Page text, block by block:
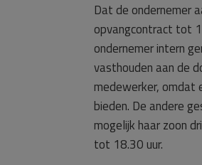
Dat de ondernemer
opvangcontract tot
ondernemer intern
vasthouden aan de
medewerker, omdat
bieden. De andere
mogelijk haar zoon
tot 18.30 uur.